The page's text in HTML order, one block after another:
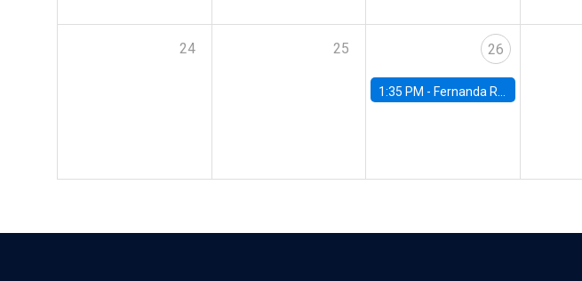
24 25 26
1:35 PM - Fernanda Rojas Ampuero, University of Wisconsin-Madison